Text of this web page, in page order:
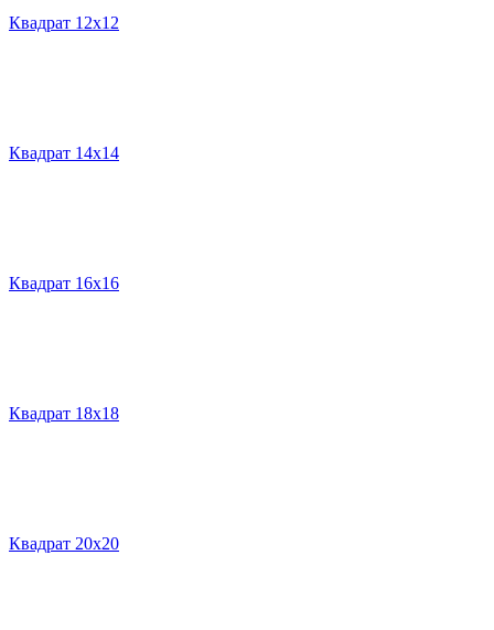
Квадрат 12х12
Квадрат 14х14
Квадрат 16х16
Квадрат 18х18
Квадрат 20х20